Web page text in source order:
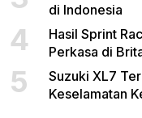
di Indonesia
4
Hasil Sprint
Perkasa di
5
Suzuki XL7
Keselamatan